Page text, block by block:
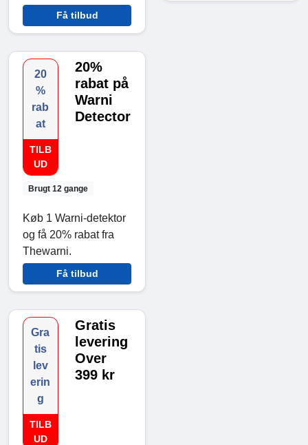
Få tilbud
20
%
rab
at
TILB
UD
Brugt 12 gange
20%
rabat på
Warni
Detector
Køb 1 Warni-detektor
og få 20% rabat fra
Thewarni.
Få tilbud
Gra
tis
lev
erin
g
TILB
UD
Gratis
levering
Over
399 kr